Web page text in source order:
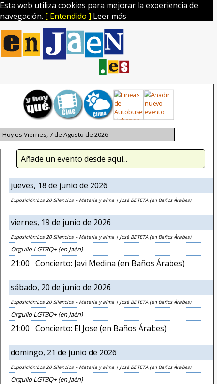
Esta web utiliza cookies para mejorar la experiencia de
navegación. [ Entendido ] Leer más
Hoy es Viernes, 7 de Agosto de 2026
Añade un evento desde aquí...
jueves, 18 de junio de 2026
Exposición:Los 20 Silencios – Materia y alma | José BETETA (en Baños Árabes)
viernes, 19 de junio de 2026
Exposición:Los 20 Silencios – Materia y alma | José BETETA (en Baños Árabes)
Orgullo LGTBQ+ (en Jaén)
21:00 Concierto: Javi Medina (en Baños Árabes)
sábado, 20 de junio de 2026
Exposición:Los 20 Silencios – Materia y alma | José BETETA (en Baños Árabes)
Orgullo LGTBQ+ (en Jaén)
21:00 Concierto: El Jose (en Baños Árabes)
domingo, 21 de junio de 2026
Exposición:Los 20 Silencios – Materia y alma | José BETETA (en Baños Árabes)
Orgullo LGTBQ+ (en Jaén)